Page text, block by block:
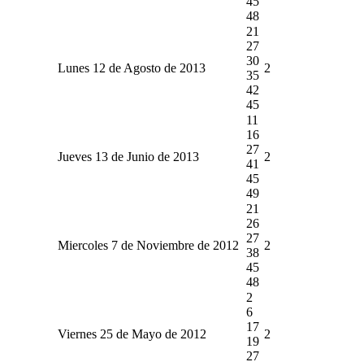
48
Lunes 12 de Agosto de 2013
21
27
30
35
42
45
2
Jueves 13 de Junio de 2013
11
16
27
41
45
49
2
Miercoles 7 de Noviembre de 2012
21
26
27
38
45
48
2
Viernes 25 de Mayo de 2012
2
6
17
19
27
2